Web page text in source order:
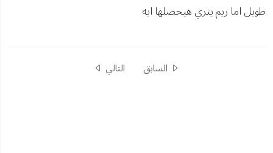
طويل اما ريم يتري هيحصلها ايه
السابق التالي